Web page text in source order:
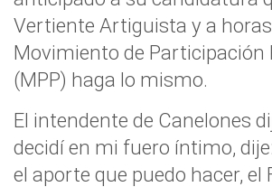
Vertiente Artiguista y a
Movimiento de Participación
(MPP) haga lo mismo.
El intendente de Canelones
decidí en mi fuero íntimo,
el aporte que puedo hacer, el